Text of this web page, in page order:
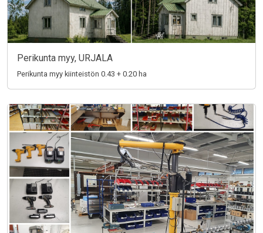
Perikunta myy, URJALA
Perikunta myy kiinteistön 0.43 + 0.20 ha